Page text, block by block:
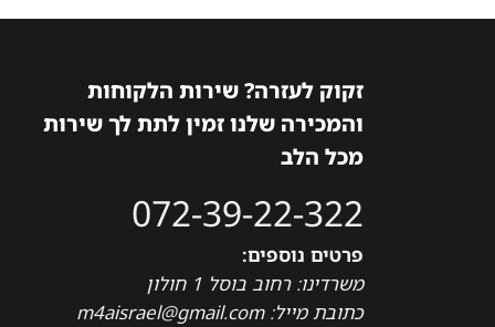
זקוק לעזרה? שירות הלקוחות
והמכירה שלנו זמין לתת לך שירות
מכל הלב
072-39-22-322
פרטים נוספים:
משרדינו: רחוב בוסל 1 חולון
כתובת מייל: m4aisrael@gmail.com